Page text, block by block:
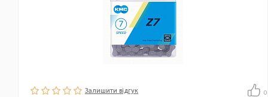
Залишити вiдгук 0